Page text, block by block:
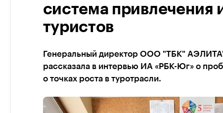
система привлечения
туристов
Генеральный директор ООО "ТБК"
рассказала в интервью ИА «РБК-Юг» о
о точках роста в туротрасли.